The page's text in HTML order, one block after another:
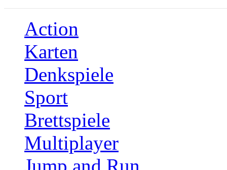
Action
Karten
Denkspiele
Sport
Brettspiele
Multiplayer
Jump and Run